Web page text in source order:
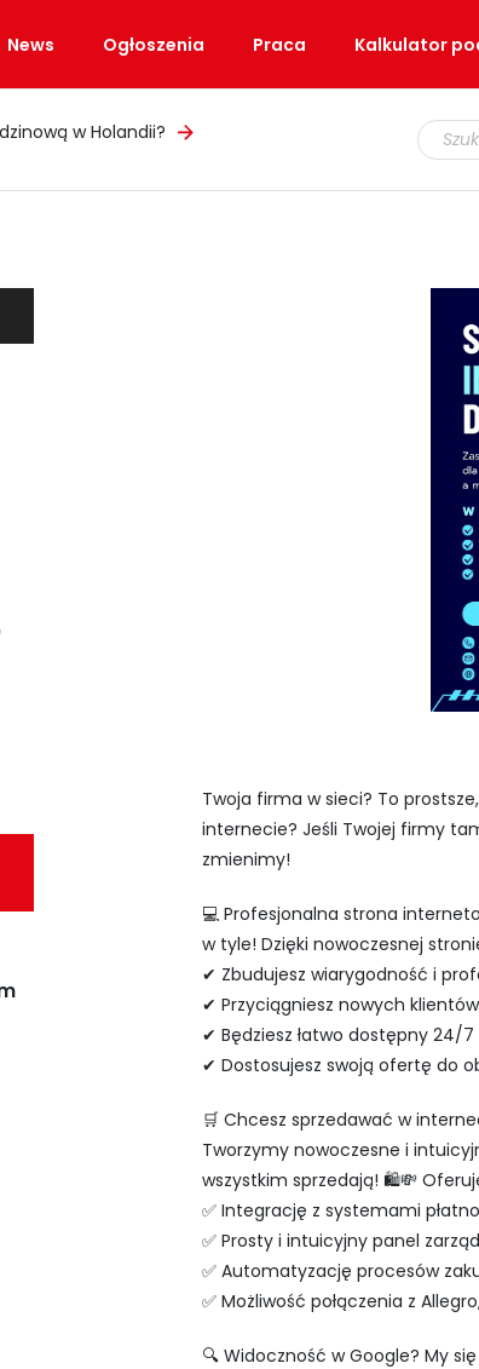
News Ogłoszenia Praca Kalkulator
w Holandii?
Twoja firma w sieci? To
internecie? Jeśli Twojej firmy
zmienimy!
💻 Profesjonalna strona
w tyle! Dzięki nowoczesnej
✔ Zbudujesz wiarygodność i
✔ Przyciągniesz nowych
✔ Będziesz łatwo dostępny 24/
✔ Dostosujesz swoją ofertę do
🛒 Chcesz sprzedawać w
Tworzymy nowoczesne i
wszystkim sprzedają! 🛍💸
✅ Integrację z systemami
✅ Prosty i intuicyjny panel
✅ Automatyzację procesów
✅ Możliwość połączenia z
🔍 Widoczność w Google? My